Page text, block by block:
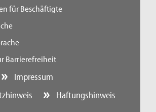
für Beschäftigte
Barrierefreiheit
Impressum
Haftungshinweis